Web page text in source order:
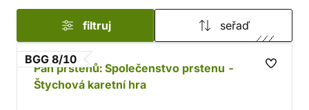
nejvícebodovanýchkaret.
filtruj seřaď
BGG 8/10
Pán prstenů: Společenstvo prstenu -
Štychová karetní hra